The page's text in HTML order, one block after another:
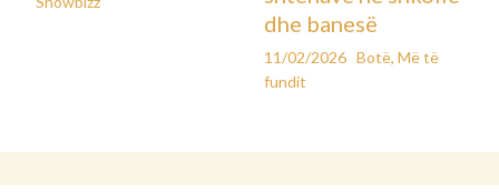
dhe banesë
11/02/2026 Botë, Më të
fundit